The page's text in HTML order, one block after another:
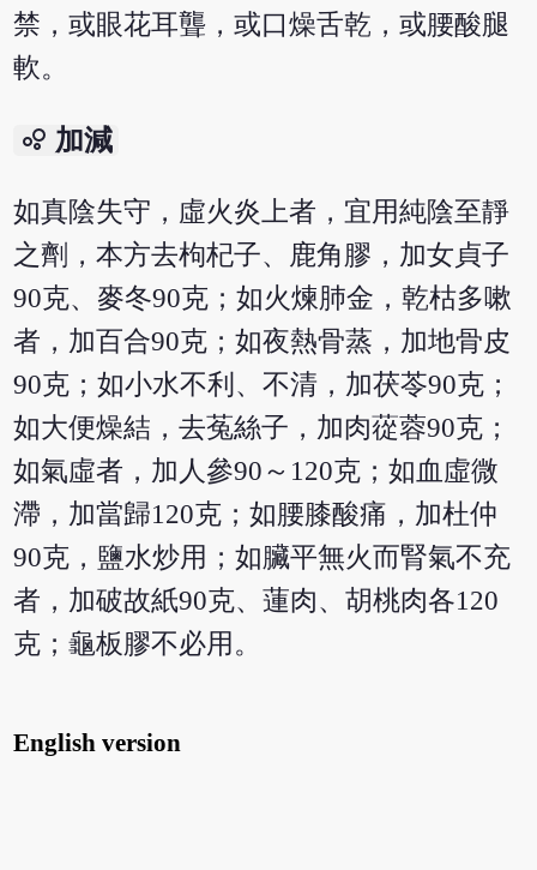
禁，或眼花耳聾，或口燥舌乾，或腰酸腿
軟。
bubble_chart 加減
如真陰失守，虛火炎上者，宜用純陰至靜
之劑，本方去枸杞子、鹿角膠，加女貞子
90克、麥冬90克；如火煉肺金，乾枯多嗽
者，加百合90克；如夜熱骨蒸，加地骨皮
90克；如小水不利、不清，加茯苓90克；
如大便燥結，去菟絲子，加肉蓯蓉90克；
如氣虛者，加人參90～120克；如血虛微
滯，加當歸120克；如腰膝酸痛，加杜仲
90克，鹽水炒用；如臟平無火而腎氣不充
者，加破故紙90克、蓮肉、胡桃肉各120
克；龜板膠不必用。
English version